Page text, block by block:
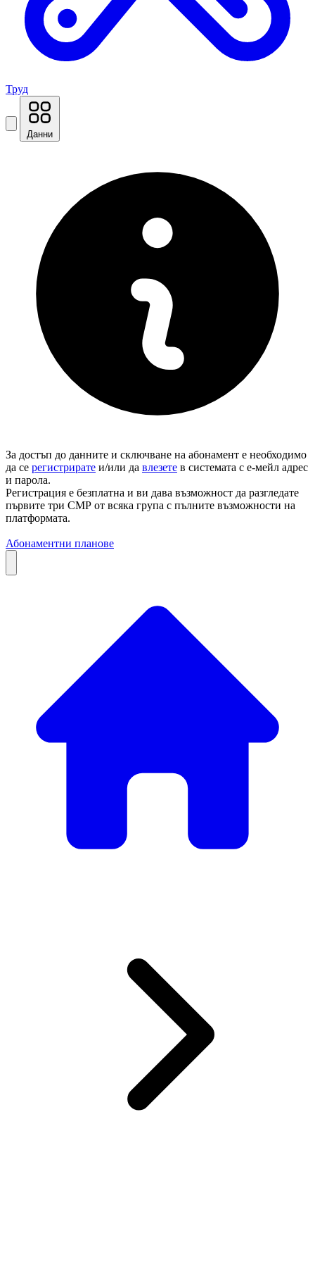
Труд
Данни
За достъп до данните и сключване на абонамент е необходимо
да се регистрирате и/или да влезете в системата с е-мейл адрес
и парола.
Регистрация е безплатна и ви дава възможност да разгледате
първите три СМР от всяка група с пълните възможности на
платформата.
Абонаментни планове